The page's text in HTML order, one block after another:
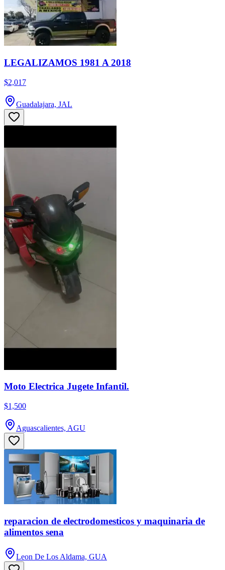
LEGALIZAMOS 1981 A 2018
$2,017
Guadalajara, JAL
Moto Electrica Jugete Infantil.
$1,500
Aguascalientes, AGU
reparacion de electrodomesticos y maquinaria de
alimentos sena
Leon De Los Aldama, GUA